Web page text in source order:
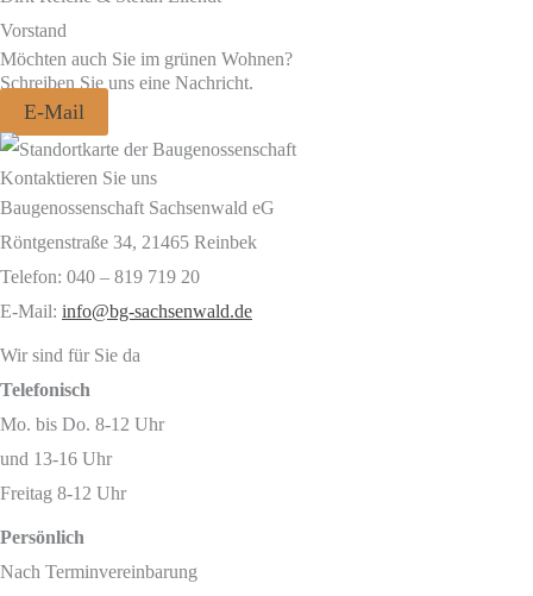
Vorstand
Möchten auch Sie im grünen Wohnen?
Schreiben Sie uns eine Nachricht.
E-Mail
Kontaktieren Sie uns
Baugenossenschaft Sachsenwald eG
Röntgenstraße 34, 21465 Reinbek
Telefon: 040 – 819 719 20
E-Mail: info@bg-sachsenwald.de
Wir sind für Sie da
Telefonisch
Mo. bis Do. 8-12 Uhr
und 13-16 Uhr
Freitag 8-12 Uhr
Persönlich
Nach Terminvereinbarung